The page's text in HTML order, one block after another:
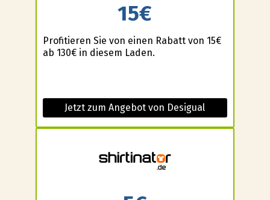
15€
Profitieren Sie von einen Rabatt von 15€
ab 130€ in diesem Laden.
Jetzt zum Angebot von Desigual